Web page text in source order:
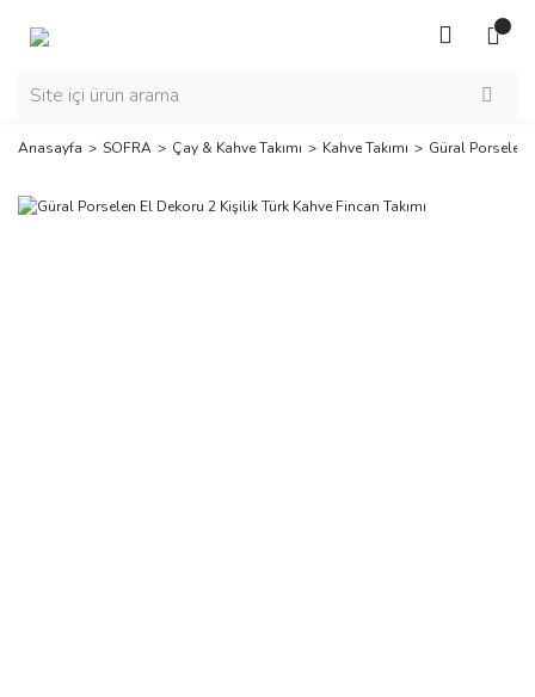
Anasayfa SOFRA Çay & Kahve Takımı Kahve Takımı Güral Porselen